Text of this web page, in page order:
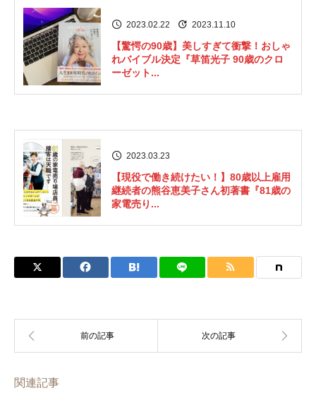
2023.02.22 2023.11.10
【驚愕の90歳】美しすぎて衝撃！おしゃ
れバイブル決定『草笛光子 90歳のクロ
ーゼット...
2023.03.23
【現役で働き続けたい！】80歳以上雇用
継続者の熊谷恵美子さん初著書『81歳の
家電売り...
関連記事